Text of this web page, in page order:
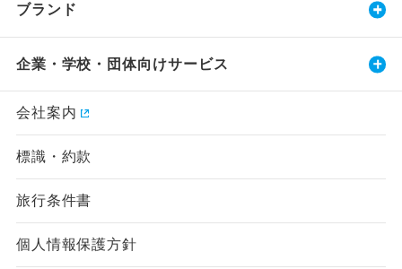
ブランド
企業・学校・団体向けサービス
会社案内
標識・約款
旅行条件書
個人情報保護方針